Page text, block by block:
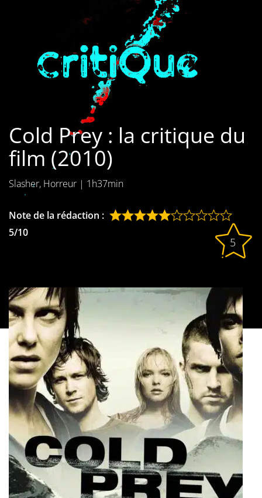
Les films par
Séries
Les films
interdits
Les Dossiers
Les disparus
Les acteurs
Les actrices
Cold Prey : la critique du
film (2010)
Slasher, Horreur | 1h37min
Note de la rédaction :
5/10
5